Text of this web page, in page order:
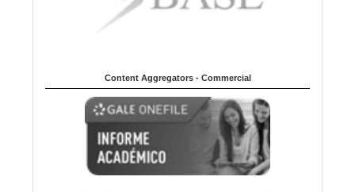
Content Aggregators - Commercial